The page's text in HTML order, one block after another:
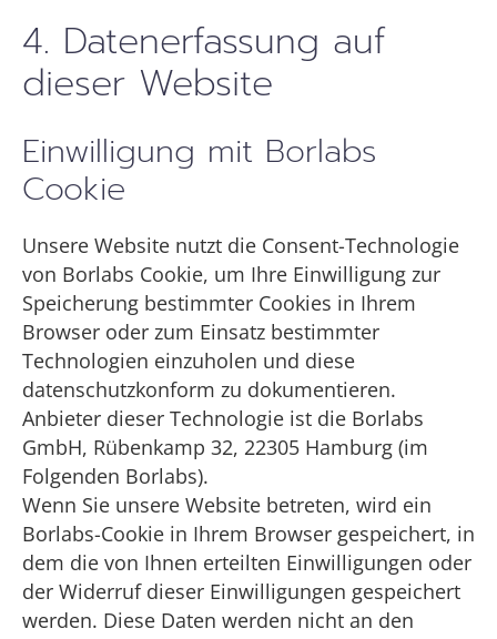
4. Datenerfassung auf
dieser Website
Einwilligung mit Borlabs
Cookie
Unsere Website nutzt die Consent-Technologie
von Borlabs Cookie, um Ihre Einwilligung zur
Speicherung bestimmter Cookies in Ihrem
Browser oder zum Einsatz bestimmter
Technologien einzuholen und diese
datenschutzkonform zu dokumentieren.
Anbieter dieser Technologie ist die Borlabs
GmbH, Rübenkamp 32, 22305 Hamburg (im
Folgenden Borlabs).
Wenn Sie unsere Website betreten, wird ein
Borlabs-Cookie in Ihrem Browser gespeichert, in
dem die von Ihnen erteilten Einwilligungen oder
der Widerruf dieser Einwilligungen gespeichert
werden. Diese Daten werden nicht an den